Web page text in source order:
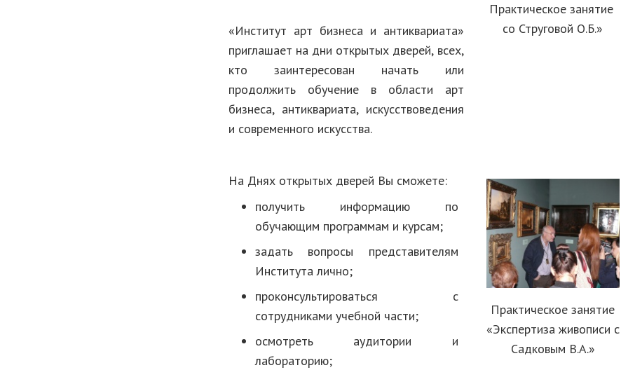
«Институт арт бизнеса и антиквариата»
приглашает на дни открытых дверей, всех,
кто заинтересован начать или
продолжить обучение в области арт
бизнеса, антиквариата, искусствоведения
и современного искусства.
На Днях открытых дверей Вы сможете:
получить информацию по
обучающим программам и курсам;
задать вопросы представителям
Института лично;
проконсультироваться с
сотрудниками учебной части;
осмотреть аудитории и
лабораторию;
Практическое занятие
со Струговой О.Б.»
Практическое занятие
«Экспертиза живописи с
Садковым В.А.»